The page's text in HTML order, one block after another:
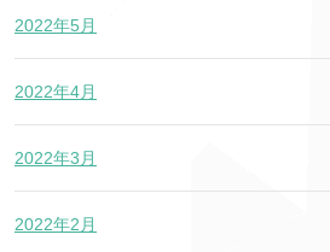
2022年5月
2022年4月
2022年3月
2022年2月